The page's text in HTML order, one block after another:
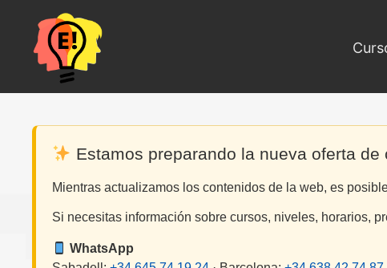
contenido
Estamos preparando la nueva oferta de
Mientras actualizamos los contenidos de la web, es
Si necesitas información sobre cursos, niveles, horarios,
WhatsApp